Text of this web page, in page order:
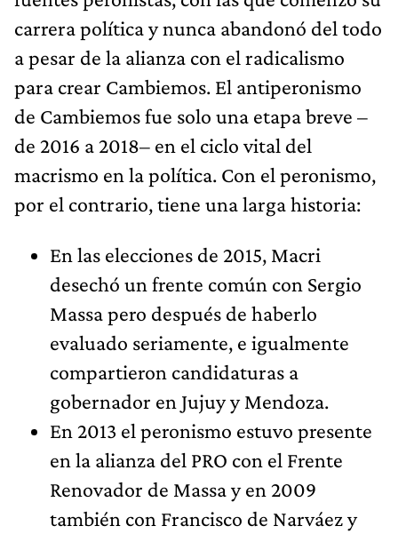
carrera política y nunca abandonó del todo
a pesar de la alianza con el radicalismo
para crear Cambiemos. El antiperonismo
de Cambiemos fue solo una etapa breve –
de 2016 a 2018– en el ciclo vital del
macrismo en la política. Con el peronismo,
por el contrario, tiene una larga historia:
En las elecciones de 2015, Macri
desechó un frente común con Sergio
Massa pero después de haberlo
evaluado seriamente, e igualmente
compartieron candidaturas a
gobernador en Jujuy y Mendoza.
En 2013 el peronismo estuvo presente
en la alianza del PRO con el Frente
Renovador de Massa y en 2009
también con Francisco de Narváez y